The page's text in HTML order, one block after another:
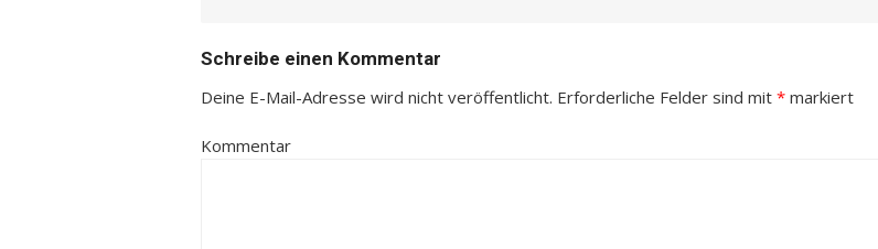
Schreibe einen Kommentar
Deine E-Mail-Adresse wird nicht veröffentlicht. Erforderliche Felder sind mit * markiert
Kommentar